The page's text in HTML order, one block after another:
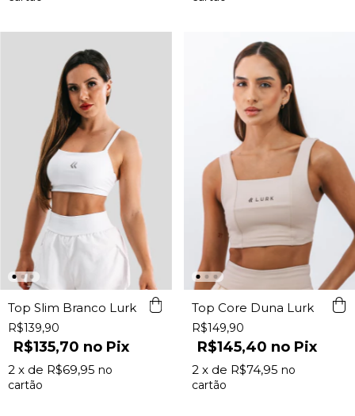
Top Slim Branco Lurk
R$139,90
R$135,70 Pix
2 x de R$69,95
Top Core Duna Lurk
R$149,90
R$145,40 Pix
2 x de R$74,95